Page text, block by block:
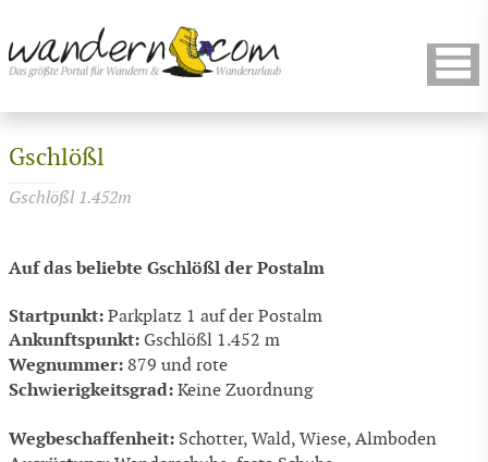
Gschlößl
Gschlößl 1.452m
Auf das beliebte Gschlößl der Postalm
Startpunkt: Parkplatz 1 auf der Postalm
Ankunftspunkt: Gschlößl 1.452 m
Wegnummer: 879 und rote
Schwierigkeitsgrad: Keine Zuordnung
Wegbeschaffenheit: Schotter, Wald, Wiese, Almboden